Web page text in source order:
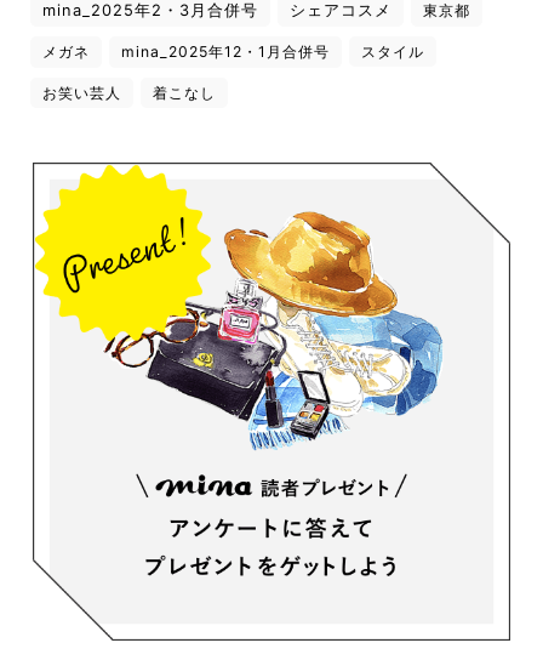
mina_2025年2・3月合併号 シェアコスメ 東京都
メガネ mina_2025年12・1月合併号 スタイル
お笑い芸人 着こなし